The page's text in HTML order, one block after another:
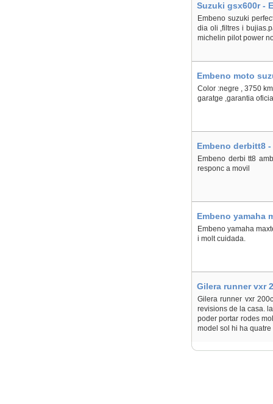
Suzuki gsx600r -
Embeno suzuki
dia oli ,filtres i
michelin pilot power
Embeno moto
Color :negre , 3750
garatge ,garantia
Embeno derbitt8
Embeno derbi tt8
responc a movil
Embeno yamaha
Embeno yamaha
i molt cuidada.
Gilera runner vxr
Gilera runner vxr
revisions de la casa.
poder portar rodes
model sol hi ha